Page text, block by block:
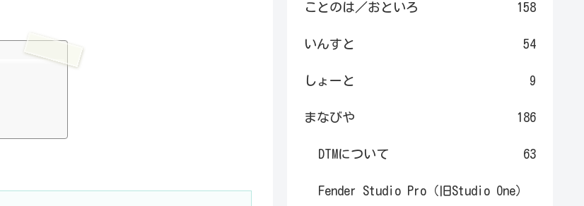
ことのは／おといろ 158
いんすと 54
しょーと 9
まなびや 186
DTMについて 63
Fender Studio Pro（旧Studio One）